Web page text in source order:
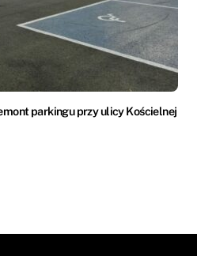
parkingu przy ulicy Kościelnej